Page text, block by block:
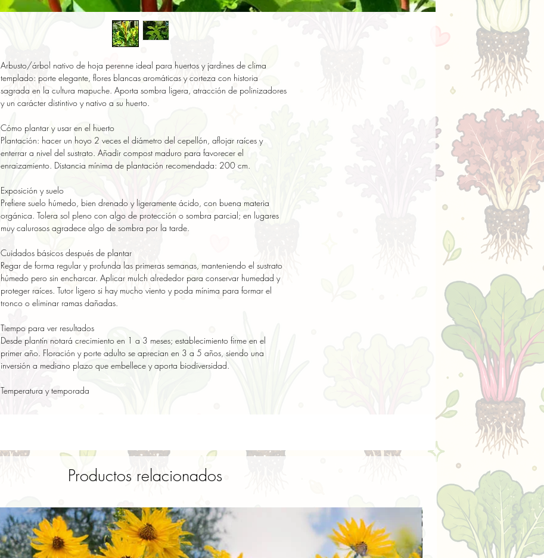
Arbusto/árbol nativo de hoja perenne ideal para huertos y jardines de clima
templado: porte elegante, flores blancas aromáticas y corteza con historia
sagrada en la cultura mapuche. Aporta sombra ligera, atracción de polinizadores
y un carácter distintivo y nativo a su huerto.
Cómo plantar y usar en el huerto
Plantación: hacer un hoyo 2 veces el diámetro del cepellón, aflojar raíces y
enterrar a nivel del sustrato. Añadir compost maduro para favorecer el
enraizamiento. Distancia mínima de plantación recomendada: 200 cm.
Exposición y suelo
Prefiere suelo húmedo, bien drenado y ligeramente ácido, con buena materia
orgánica. Tolera sol pleno con algo de protección o sombra parcial; en lugares
muy calurosos agradece algo de sombra por la tarde.
Cuidados básicos después de plantar
Regar de forma regular y profunda las primeras semanas, manteniendo el sustrato
húmedo pero sin encharcar. Aplicar mulch alrededor para conservar humedad y
proteger raíces. Tutor ligero si hay mucho viento y poda mínima para formar el
tronco o eliminar ramas dañadas.
Tiempo para ver resultados
Desde plantín notará crecimiento en 1 a 3 meses; establecimiento firme en el
primer año. Floración y porte adulto se aprecian en 3 a 5 años, siendo una
inversión a mediano plazo que embellece y aporta biodiversidad.
Temperatura y temporada
Productos relacionados